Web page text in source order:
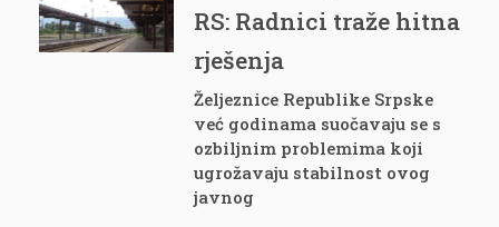
RS: Radnici traže hitna
rješenja
Željeznice Republike Srpske
već godinama suočavaju se s
ozbiljnim problemima koji
ugrožavaju stabilnost ovog
javnog